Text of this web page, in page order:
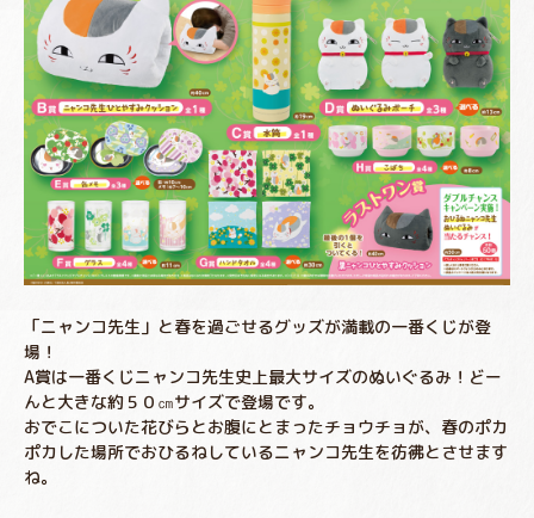
「ニャンコ先生」と春を過ごせるグッズが満載の一番くじが登
場！
A賞は一番くじニャンコ先生史上最大サイズのぬいぐるみ！どー
んと大きな約５０㎝サイズで登場です。
おでこについた花びらとお腹にとまったチョウチョが、春のポカ
ポカした場所でおひるねしているニャンコ先生を彷彿とさせます
ね。